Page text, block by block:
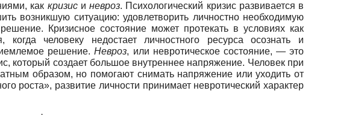
как кризиси невроз. Психологический кризис развивается в
возникшую ситуацию: удовлетворить личностно необходимую
Кризисное состояние может протекать в условиях как
когда человеку недостает личностного ресурса осознать и
решение.Невроз, или невротическое состояние, — это
который создает большое внутреннее напряжение. Человек при
образом, но помогают снимать напряжение или уходить от
роста», развитие личности принимает невротический характер